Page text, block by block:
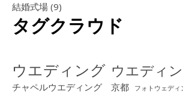
結婚式場 (9)
タグクラウド
ウエディング ウエディ
チャペルウエディング 京都 フォトウェデ